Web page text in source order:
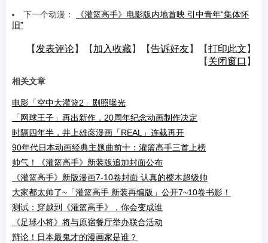
下一个动漫：
《灌篮高手》电影版内地首映 引中青年“集体怀
旧”
【 发表评论】【 加入收藏】【告诉好友】【打印此文 】
【 关闭窗口 】
相关文章
电影「空中大灌篮2」剧照曝光
「网球王子」再出新作，20周年纪念动画制作决定
时隔四年半，井上雄彦漫画「REAL」连载再开
90年代日本动画经典主题曲前十：灌篮高手三首上榜
帅气！《灌篮高手》新装版追加封面公布
《灌篮高手》新版漫画7-10卷封面 认真的樱木超级帅
大家都太帅了~「灌篮高手 新装再编版」公开7~10卷书影！
测试：穿越到《灌篮高手》，你会变成谁
《足球小将》将与原宿餐厅举办联合活动
辩论！日本最鬼才的漫画家是谁？